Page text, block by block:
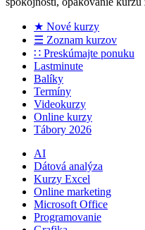
★ Nové kurzy
☰ Zoznam kurzov
∷ Preskúmajte ponuku
Lastminute
Balíky
Termíny
Videokurzy
Online kurzy
Tábory 2026
AI
Dátová analýza
Kurzy Excel
Online marketing
Microsoft Office
Programovanie